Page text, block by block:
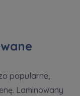
popularne,
Laminowany